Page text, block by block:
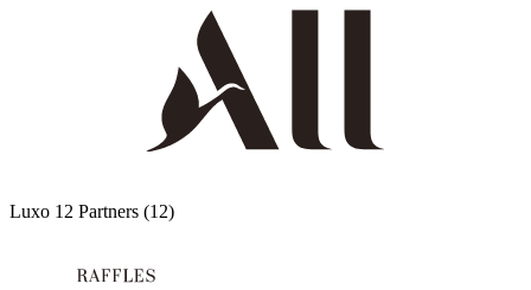
Luxo 12 Partners (12)